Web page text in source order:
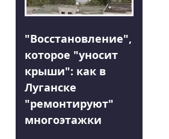
"Восстановление",
которое "уносит
крыши": как в
Луганске
"ремонтируют"
многоэтажки